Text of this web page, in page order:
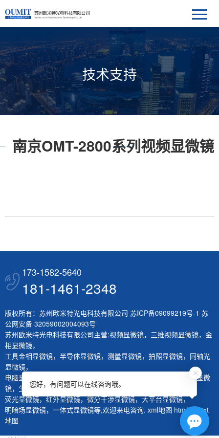
技术支持
南京OMT-2800系列视频显微镜
173-1582-5640
181-1461-2348
版权所有：苏州欧米特光电科技有限公司 苏ICP备09099219号-1 苏
公网安备 32059002004093号
苏州欧米特光电科技有限公司主营:视频显微镜， 三维视频显微镜， 金
相显微镜，
工具金相显微镜， 半导体显微镜， 测量显微镜， 拍照显微镜， 同轴光
显微镜，
电脑显微镜
体视显微
镜， 生物显微镜，
荧光显微镜，红外显微镜，微分干涉显微镜，大平台显微镜，
明暗场显微镜， 一体式显微镜等,欢迎来电咨询. xml地图 htm地图 txt
地图
您好，有问题可以在线咨询哦。